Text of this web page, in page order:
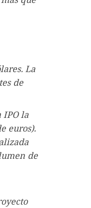
La
de
IPO la
euros).
de